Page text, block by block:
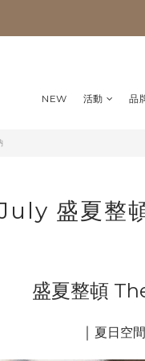
NEW 活動 品
盛夏整
盛夏整頓
｜ 夏日空